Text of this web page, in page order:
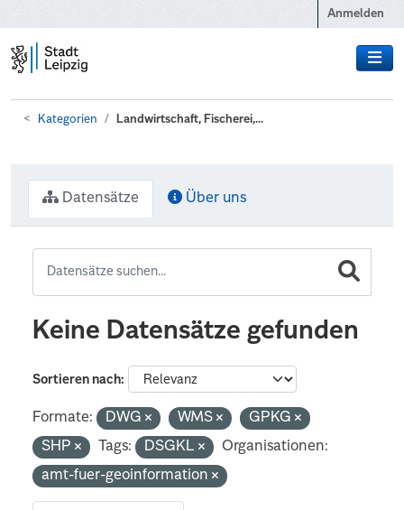
Anmelden
Kategorien Landwirtschaft, Fischerei,...
Datensätze Über uns
Keine Datensätze gefunden
Sortieren nach
Formate: DWG WMS
GPKG
SHP
Tags: DSGKL
Organisationen:
amt-fuer-geoinformation